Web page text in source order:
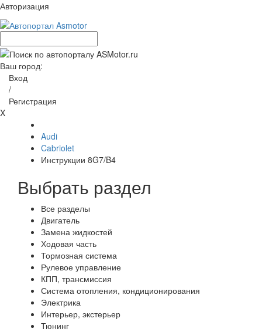
Авторизация
Ваш город:
Вход
/
Регистрация
X
Audi
Cabriolet
Инструкции 8G7/B4
Выбрать раздел
Все разделы
Двигатель
Замена жидкостей
Ходовая часть
Тормозная система
Рулевое управление
КПП, трансмиссия
Система отопления, кондиционирования
Электрика
Интерьер, экстерьер
Тюнинг